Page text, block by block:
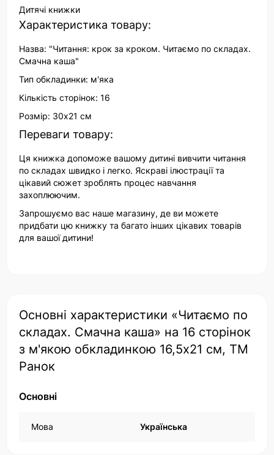
Дитячі книжки
Характеристика товару:
Назва: "Читання: крок за кроком. Читаємо по складах.
Смачна каша"
Тип обкладинки: м'яка
Кількість сторінок: 16
Розмір: 30х21 см
Переваги товару:
Ця книжка допоможе вашому дитині вивчити читання
по складах швидко і легко. Яскраві ілюстрації та
цікавий сюжет зроблять процес навчання
захоплюючим.
Запрошуємо вас наше магазину, де ви можете
придбати цю книжку та багато інших цікавих товарів
для вашої дитини!
Основні характеристики «Читаємо по
складах. Смачна каша» на 16 сторінок
з м'якою обкладинкою 16,5х21 см, ТМ
Ранок
Основні
Мова Українська